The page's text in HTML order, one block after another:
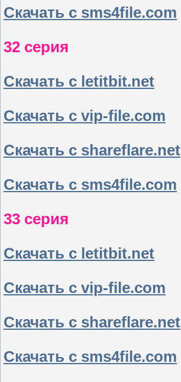
Скачать с sms4file.com
32 серия
Скачать с letitbit.net
Скачать с vip-file.com
Скачать с shareflare.net
Скачать с sms4file.com
33 серия
Скачать с letitbit.net
Скачать с vip-file.com
Скачать с shareflare.net
Скачать с sms4file.com